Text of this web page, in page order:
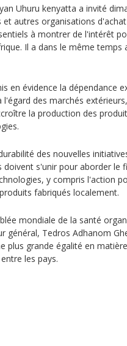
Uhuru kenyatta a invité
et autres organisations
à montrer de l'intérêt
Il a dans le même temps
en évidence la dépendance
l'égard des marchés
la production des
des nouvelles
doivent s'unir pour aborder le
y compris l'action
fabriqués localement.
mondiale de la santé
général, Tedros Adhanom
plus grande égalité en
les pays.